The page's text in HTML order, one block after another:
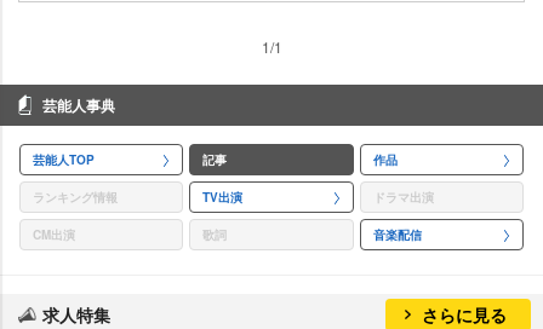
1/1
芸能人事典
芸能人TOP 記事 作品
ランキング情報 TV出演 ドラマ出演
CM出演 歌詞 音楽配信
求人特集 さらに見る